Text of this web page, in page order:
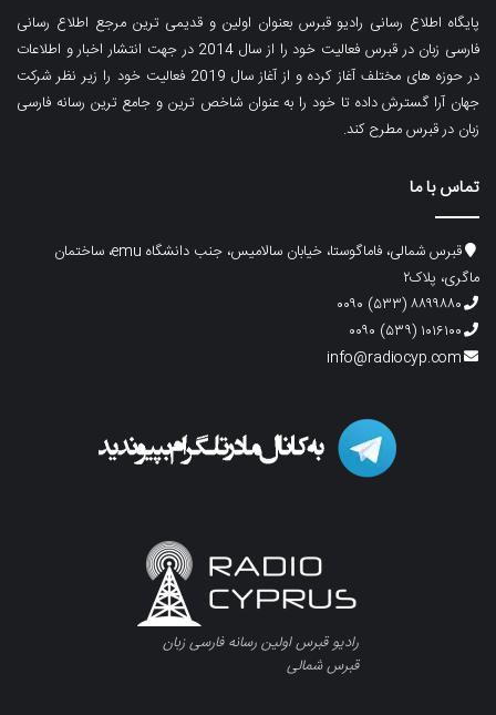
پایگاه اطلاع رسانی رادیو قبرس بعنوان اولین و قدیمی ترین مرجع اطلاع رسانی
فارسی زبان در قبرس فعالیت خود را از سال 2014 در جهت انتشار اخبار و اطلاعات
در حوزه های مختلف آغاز کرده و از آغاز سال 2019 فعالیت خود را زیر نظر شرکت
جهان آرا گسترش داده تا خود را به عنوان شاخص ترین و جامع ترین رسانه فارسی
زبان در قبرس مطرح کند.
تماس با ما
قبرس شمالی، فاماگوستا، خیابان سالامیس، جنب دانشگاه emu، ساختمان
ماگری، پلاک۲
۸۸۹۹۸۸۰ (۵۳۳) ۰۰۹۰
۱۰۱۶۱۰۰ (۵۳۹) ۰۰۹۰
info@radiocyp.com
رادیو قبرس اولین رسانه فارسی زبان
قبرس شمالی